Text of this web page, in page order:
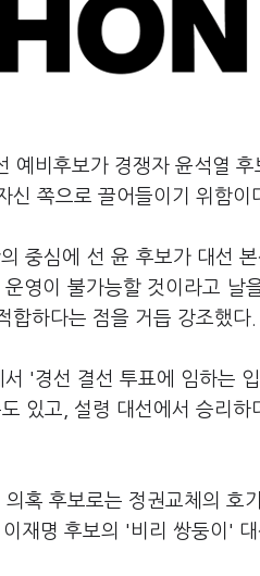
예비후보가 경쟁자 윤석열
신 쪽으로 끌어들이기 위함이
중심에 선 윤 후보가 대선
영이 불가능할 것이라고 날
합하다는 점을 거듭 강조했다.
'경선 결선 투표에 임하는
있고, 설령 대선에서 승리
혹 후보로는 정권교체의 호
재명 후보의 '비리 쌍둥이'